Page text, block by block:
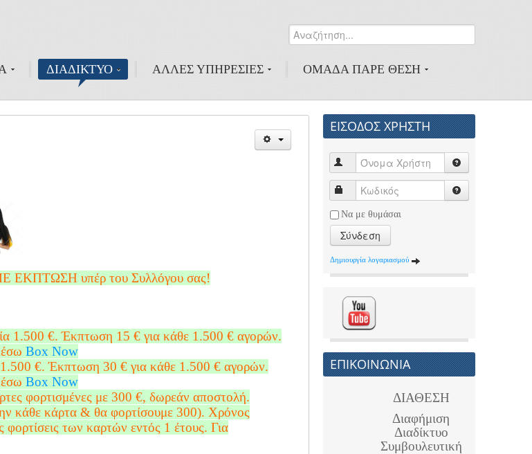
ΔΙΑΔΙΚΤΥΟ ΑΛΛΕΣ ΥΠΗΡΕΣΙΕΣ ΟΜΑΔΑ ΠΑΡΕ ΘΕΣΗ
ΜΕ ΕΚΠΤΩΣΗ υπέρ του Συλλόγου σας!
1.500 €. Έκπτωση 15 € για κάθε 1.500 € αγορών.
Box Now
1.500 €. Έκπτωση 30 € για κάθε 1.500 € αγορών.
Box Now
φορτισμένες με 300 €, δωρεάν αποστολή.
κάθε κάρτα & θα φορτίσουμε 300). Χρόνος
των καρτών εντός 1 έτους. Για
ΕΙΣΟΔΟΣ ΧΡΗΣΤΗ
Να με θυμάσαι
Σύνδεση
Δημιουργία λογαριασμού
ΕΠΙΚΟΙΝΩΝΙΑ
ΔΙΑΘΕΣΗ
Διαφήμιση
Διαδίκτυο
Συμβουλευτική